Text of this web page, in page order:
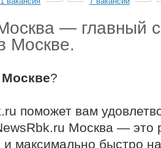
— главный
Москве.
?
поможет вам
Москва — это
и максимально быстро